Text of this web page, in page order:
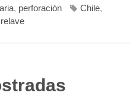
, perforación Chile,
relave